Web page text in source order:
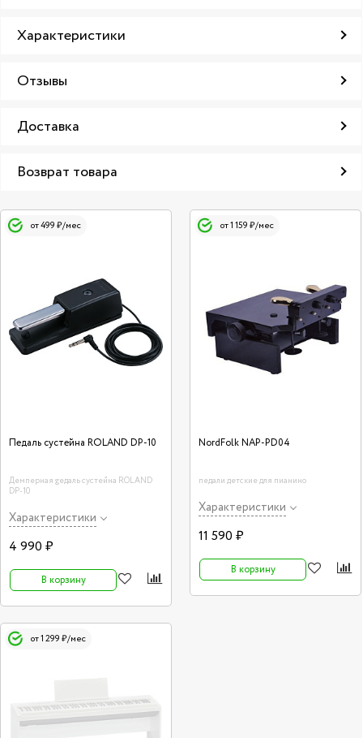
Характеристики
Отзывы
Доставка
Возврат товара
от 499 ₽/мес
Педаль сустейна ROLAND DP-10
Демперная gедаль сустейна ROLAND
DP-10
Характеристики
4 990 ₽
В корзину
от 1 159 ₽/мес
NordFolk NAP-PD04
педали детские для пианино
Характеристики
11 590 ₽
В корзину
от 1 299 ₽/мес